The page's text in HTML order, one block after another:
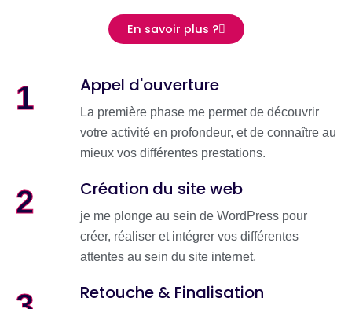
En savoir plus ?
1 Appel d'ouverture
La première phase me permet de découvrir
votre activité en profondeur, et de connaître au
mieux vos différentes prestations.
2 Création du site web
je me plonge au sein de WordPress pour
créer, réaliser et intégrer vos différentes
attentes au sein du site internet.
Retouche & Finalisation